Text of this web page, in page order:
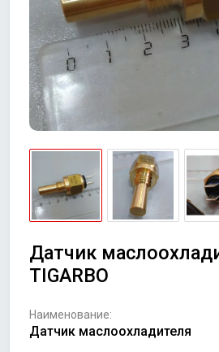
Датчик
TIGARBO
Наименование:
Датчик маслоохладителя